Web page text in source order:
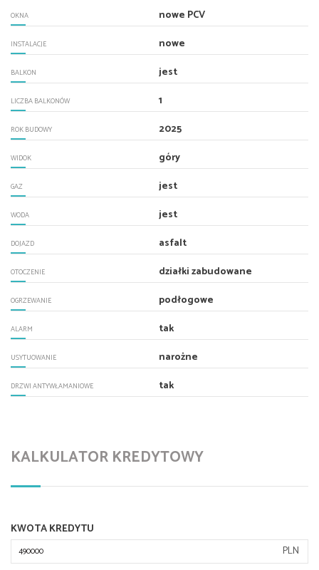
OKNA nowe PCV
INSTALACJE nowe
BALKON jest
LICZBA BALKONÓW 1
ROK BUDOWY 2025
WIDOK góry
GAZ jest
WODA jest
DOJAZD asfalt
OTOCZENIE działki zabudowane
OGRZEWANIE podłogowe
ALARM tak
USYTUOWANIE narożne
DRZWI ANTYWŁAMANIOWE tak
KALKULATOR KREDYTOWY
KWOTA KREDYTU
PLN